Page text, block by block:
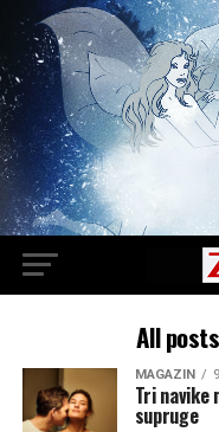
All
MAGAZIN
Tri navike
supruge